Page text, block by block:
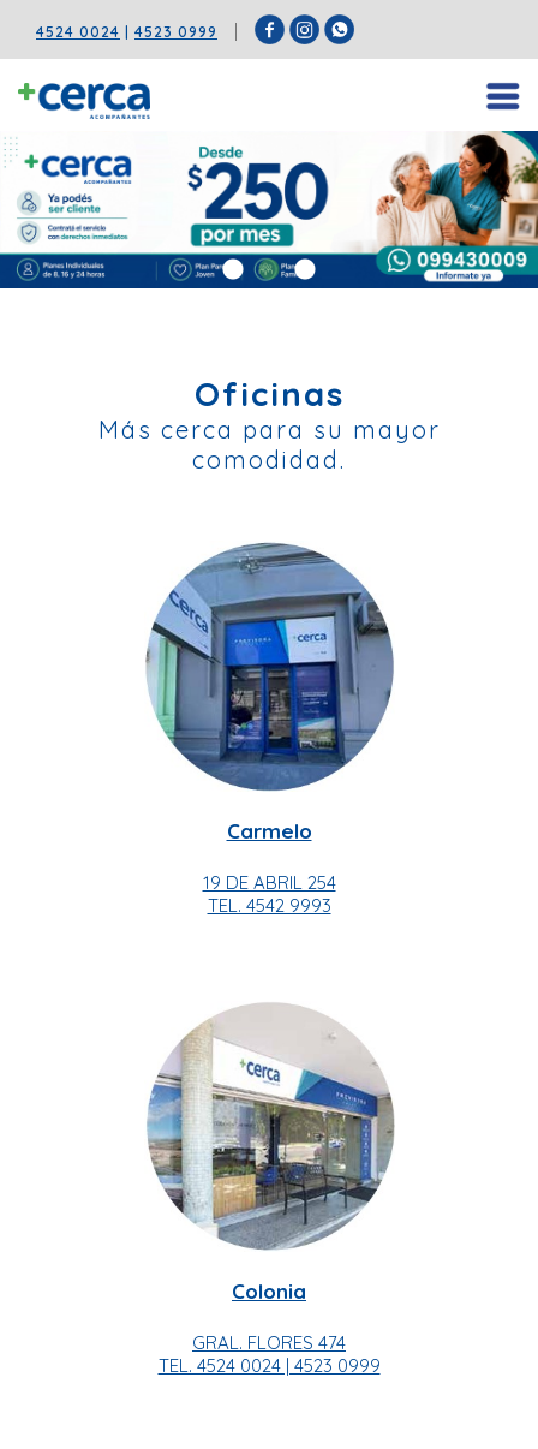
4524 0024 | 4523 0999
Oficinas
Más cerca para su mayor
comodidad.
Carmelo
19 DE ABRIL 254
TEL. 4542 9993
Colonia
GRAL. FLORES 474
TEL. 4524 0024 | 4523 0999